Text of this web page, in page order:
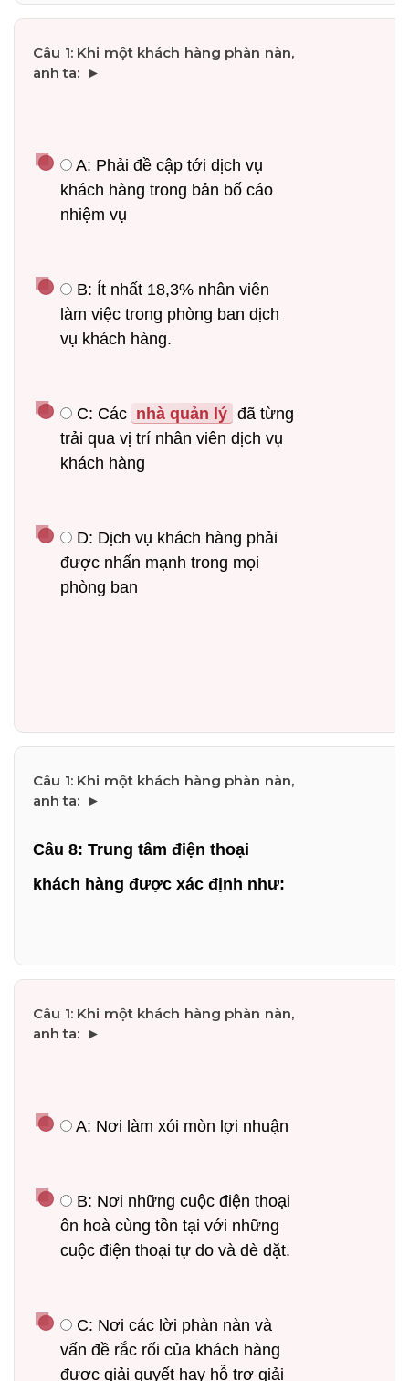
A: Phải đề cập tới dịch vụ
khách hàng trong bản bố cáo
nhiệm vụ
B: Ít nhất 18,3% nhân viên
làm việc trong phòng ban dịch
vụ khách hàng.
C: Các nhà quản lý đã từng
trải qua vị trí nhân viên dịch vụ
khách hàng
D: Dịch vụ khách hàng phải
được nhấn mạnh trong mọi
phòng ban
Câu 8: Trung tâm điện thoại
khách hàng được xác định như:
A: Nơi làm xói mòn lợi nhuận
B: Nơi những cuộc điện thoại
ôn hoà cùng tồn tại với những
cuộc điện thoại tự do và dè dặt.
C: Nơi các lời phàn nàn và
vấn đề rắc rối của khách hàng
được giải quyết hay hỗ trợ giải
--